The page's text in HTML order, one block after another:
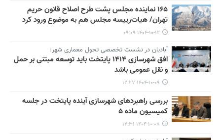
۱۶۵ نماینده مجلس پشت طرح اصلاح قانون حریم
تهران/ هیات‌رییسه مجلس هم به موضوع ورود کرد
۱۴۰۴-۱۰-۱۲ ۰۹:۰۹
آبادیان در نشست تخصصی تحول معماری شهر:
افق شهرسازی ۱۴۱۴ پایتخت باید توسعه مبتنی بر حمل
و نقل عمومی باشد
۱۴۰۴-۱۰-۰۹ ۱۲:۲۷
بررسی راهبردهای شهرسازی آینده پایتخت در جلسه
کمیسیون ماده ۵
۱۴۰۴-۱۰-۰۸ ۱۲:۳۱